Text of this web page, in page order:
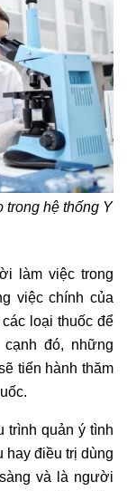
trong hệ thống Y
làm việc trong
việc chính của
loại thuốc để
đó, những
tiến hành thăm
trình quản ý tình
hay điều trị dùng
và là người